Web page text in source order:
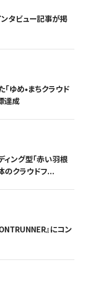
タビュー記事が掲
ゆめ•まちクラウド
達成
ィング型「赤い羽根
のクラウドフ...
』にコン